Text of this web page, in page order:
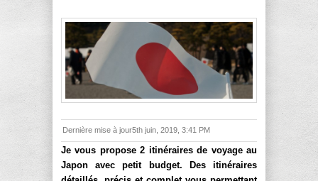
Dernière mise à jour5th juin, 2019, 3:41 PM
Je vous propose 2 itinéraires de voyage au
Japon avec petit budget. Des itinéraires